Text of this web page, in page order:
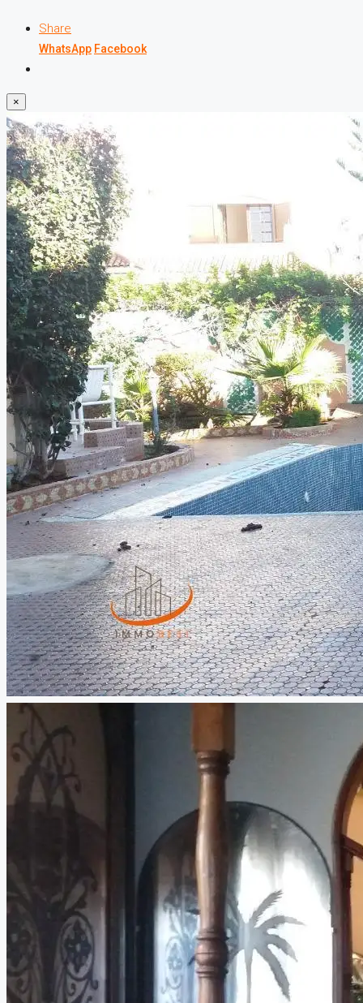
Share
WhatsApp Facebook
×